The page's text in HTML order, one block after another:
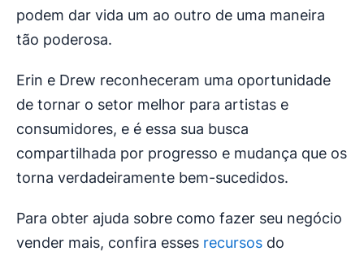
podem dar vida um ao outro de uma maneira
tão poderosa.
Erin e Drew reconheceram uma oportunidade
de tornar o setor melhor para artistas e
consumidores, e é essa sua busca
compartilhada por progresso e mudança que os
torna verdadeiramente bem-sucedidos.
Para obter ajuda sobre como fazer seu negócio
vender mais, confira esses recursos do